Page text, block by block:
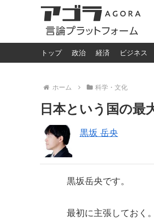
トップ 政治 経済 ビジネス
ホーム 科学・文化
日本という国の最
黒坂 岳央
黒坂岳央です。
最初に主張しておく